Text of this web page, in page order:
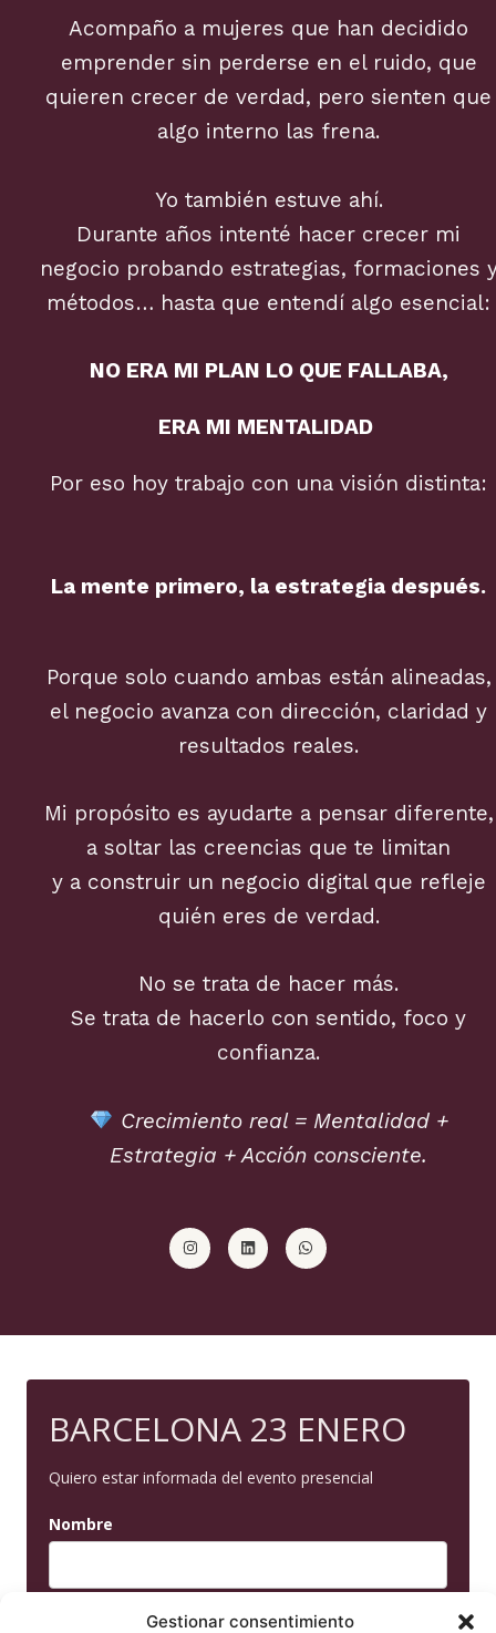
Gestionar consentimiento
Acompaño a mujeres que han decidido
emprender sin perderse en el ruido, que
quieren crecer de verdad, pero sienten que
algo interno las frena.
Yo también estuve ahí.
Durante años intenté hacer crecer mi
negocio probando estrategias, formaciones
métodos… hasta que entendí algo esencial:
NO ERA MI PLAN LO QUE FALLABA,
ERA MI MENTALIDAD
Por eso hoy trabajo con una visión distinta:
La mente primero, la estrategia después.
Porque solo cuando ambas están alineadas,
el negocio avanza con dirección, claridad y
resultados reales.
Mi propósito es ayudarte a pensar diferente,
a soltar las creencias que te limitan
y a construir un negocio digital que refleje
quién eres de verdad.
No se trata de hacer más.
Se trata de hacerlo con sentido, foco y
confianza.
Crecimiento real = Mentalidad +
Estrategia + Acción consciente.
n
s
t
a
m
i
n
k
e
h
a
t
s
BARCELONA 23 ENERO
Quiero estar informada del evento presencial
Nombre